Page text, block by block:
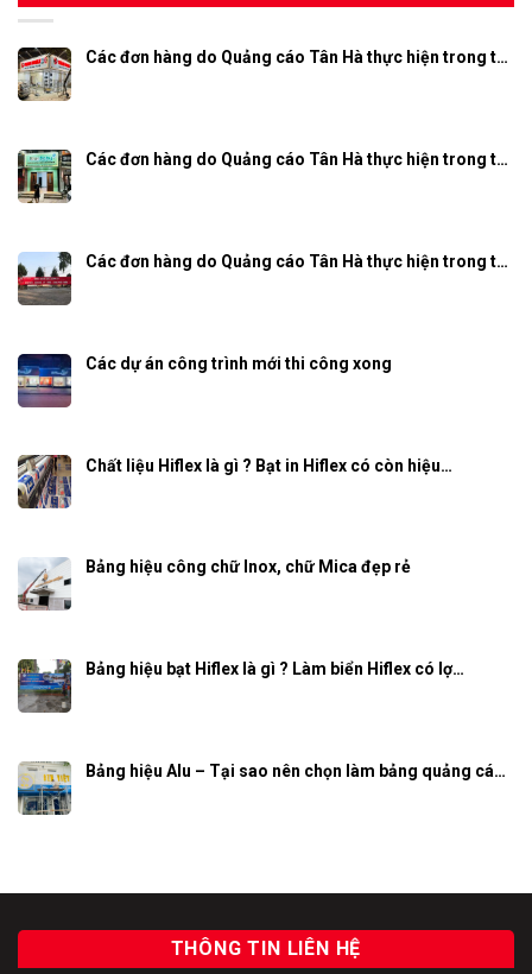
Các đơn hàng do Quảng cáo Tân Hà thực hiện trong t…
Các đơn hàng do Quảng cáo Tân Hà thực hiện trong t…
Các đơn hàng do Quảng cáo Tân Hà thực hiện trong t…
Các dự án công trình mới thi công xong
Chất liệu Hiflex là gì ? Bạt in Hiflex có còn hiệu…
Bảng hiệu công chữ Inox, chữ Mica đẹp rẻ
Bảng hiệu bạt Hiflex là gì ? Làm biển Hiflex có lợ…
Bảng hiệu Alu – Tại sao nên chọn làm bảng quảng cá…
THÔNG TIN LIÊN HỆ